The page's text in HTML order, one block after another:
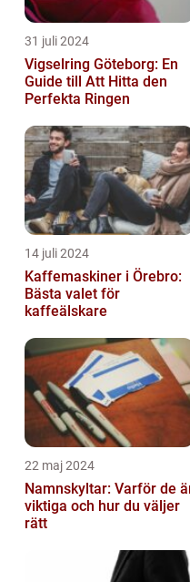
31 juli 2024
Vigselring Göteborg: En
Guide till Att Hitta den
Perfekta Ringen
14 juli 2024
Kaffemaskiner i Örebro:
Bästa valet för
kaffeälskare
22 maj 2024
Namnskyltar: Varför de
viktiga och hur du väljer
rätt